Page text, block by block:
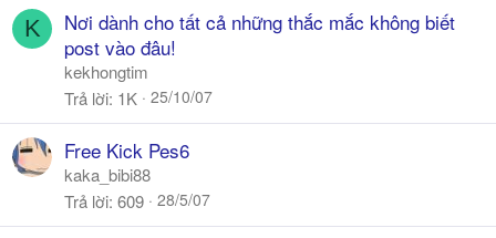
K
Nơi dành cho tất cả những thắc mắc không biết
post vào đâu!
kekhongtim
Trả lời 1K 25/10/07
Free Kick Pes6
kaka_bibi88
Trả lời 609 28/5/07